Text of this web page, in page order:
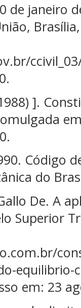
de janeiro
].
Código
do
De. A
Superior
em: 23